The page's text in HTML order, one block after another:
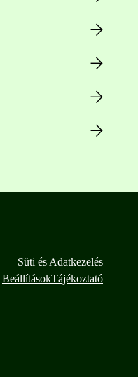
Süti és Adatkezelés
BeállításokTájékoztató